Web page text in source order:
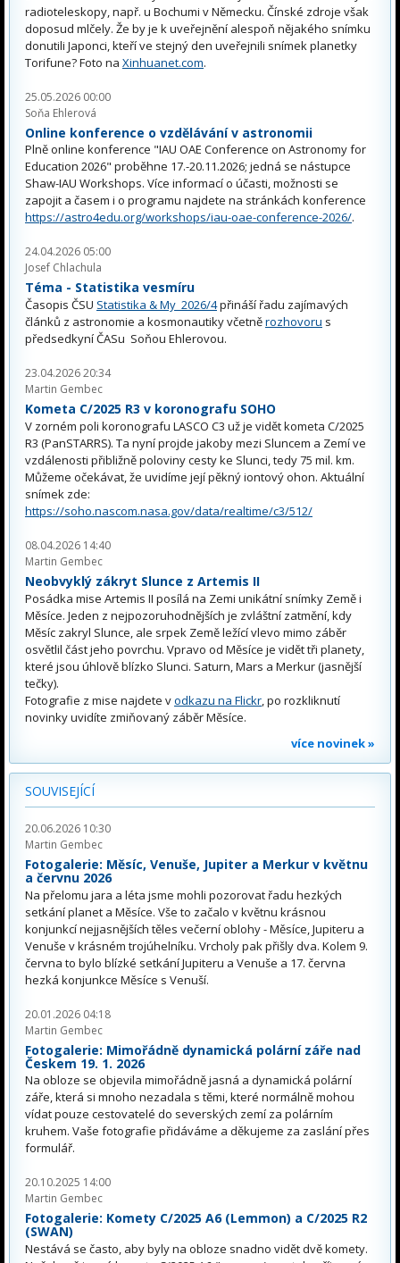
radioteleskopy, např. u Bochumi v Německu. Čínské zdroje však
doposud mlčely. Že by je k uveřejnění alespoň nějakého snímku
donutili Japonci, kteří ve stejný den uveřejnili snímek planetky
Torifune? Foto na Xinhuanet.com.
25.05.2026 00:00
Soňa Ehlerová
Online konference o vzdělávání v astronomii
Plně online konference "IAU OAE Conference on Astronomy for
Education 2026" proběhne 17.-20.11.2026; jedná se nástupce
Shaw-IAU Workshops. Více informací o účasti, možnosti se
zapojit a časem i o programu najdete na stránkách konference
https://astro4edu.org/workshops/iau-oae-conference-2026/.
24.04.2026 05:00
Josef Chlachula
Téma - Statistika vesmíru
Časopis ČSU Statistika & My 2026/4přináší řadu zajímavých
článků z astronomie a kosmonautiky včetněrozhovoru s
předsedkyní ČASu Soňou Ehlerovou.
23.04.2026 20:34
Martin Gembec
Kometa C/2025 R3 v koronografu SOHO
V zorném poli koronografu LASCO C3 už je vidět kometa C/2025
R3 (PanSTARRS). Ta nyní projde jakoby mezi Sluncem a Zemí ve
vzdálenosti přibližně poloviny cesty ke Slunci, tedy 75 mil. km.
Můžeme očekávat, že uvidíme její pěkný iontový ohon. Aktuální
snímek zde:
https://soho.nascom.nasa.gov/data/realtime/c3/512/
08.04.2026 14:40
Martin Gembec
Neobvyklý zákryt Slunce z Artemis II
Posádka mise Artemis II posílá na Zemi unikátní snímky Země i
Měsíce. Jeden z nejpozoruhodnějších je zvláštní zatmění, kdy
Měsíc zakryl Slunce, ale srpek Země ležící vlevo mimo záběr
osvětlil část jeho povrchu. Vpravo od Měsíce je vidět tři planety,
které jsou úhlově blízko Slunci. Saturn, Mars a Merkur (jasnější
tečky).
Fotografie z mise najdete vodkazu na Flickr, po rozkliknutí
novinky uvidíte zmiňovaný záběr Měsíce.
více novinek »
SOUVISEJÍCÍ
20.06.2026 10:30
Martin Gembec
Fotogalerie: Měsíc, Venuše, Jupiter a Merkur v květnu
a červnu 2026
Na přelomu jara a léta jsme mohli pozorovat řadu hezkých
setkání planet a Měsíce. Vše to začalo v květnu krásnou
konjunkcí nejjasnějších těles večerní oblohy - Měsíce, Jupiteru a
Venuše v krásném trojúhelníku. Vrcholy pak přišly dva. Kolem 9.
června to bylo blízké setkání Jupiteru a Venuše a 17. června
hezká konjunkce Měsíce s Venuší.
20.01.2026 04:18
Martin Gembec
Fotogalerie: Mimořádně dynamická polární záře nad
Českem 19. 1. 2026
Na obloze se objevila mimořádně jasná a dynamická polární
záře, která si mnoho nezadala s těmi, které normálně mohou
vídat pouze cestovatelé do severských zemí za polárním
kruhem. Vaše fotografie přidáváme a děkujeme za zaslání přes
formulář.
20.10.2025 14:00
Martin Gembec
Fotogalerie: Komety C/2025 A6 (Lemmon) a C/2025 R2
(SWAN)
Nestává se často, aby byly na obloze snadno vidět dvě komety.